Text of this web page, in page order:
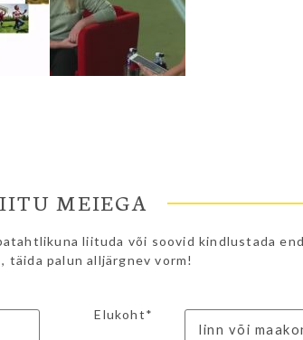
MEIEGA
liituda või soovid kindlustada
täida palun alljärgnev vorm!
Elukoht*